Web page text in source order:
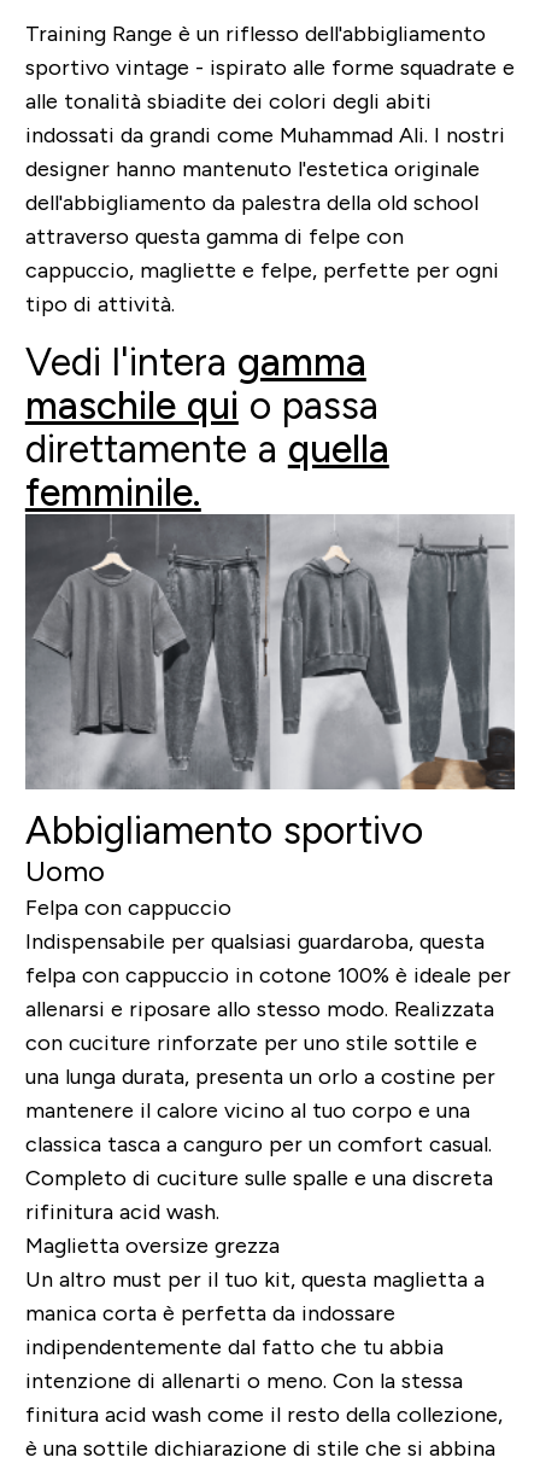
Training Range è un riflesso dell'abbigliamento
sportivo vintage - ispirato alle forme squadrate e
alle tonalità sbiadite dei colori degli abiti
indossati da grandi come Muhammad Ali. I nostri
designer hanno mantenuto l'estetica originale
dell'abbigliamento da palestra della old school
attraverso questa gamma di felpe con
cappuccio, magliette e felpe, perfette per ogni
tipo di attività.
Vedi l'intera gamma
maschile qui o passa
direttamente a quella
femminile.
Abbigliamento sportivo
Uomo
Felpa con cappuccio
Indispensabile per qualsiasi guardaroba, questa
felpa con cappuccio in cotone 100% è ideale per
allenarsi e riposare allo stesso modo. Realizzata
con cuciture rinforzate per uno stile sottile e
una lunga durata, presenta un orlo a costine per
mantenere il calore vicino al tuo corpo e una
classica tasca a canguro per un comfort casual.
Completo di cuciture sulle spalle e una discreta
rifinitura acid wash.
Maglietta oversize grezza
Un altro must per il tuo kit, questa maglietta a
manica corta è perfetta da indossare
indipendentemente dal fatto che tu abbia
intenzione di allenarti o meno. Con la stessa
finitura acid wash come il resto della collezione,
è una sottile dichiarazione di stile che si abbina